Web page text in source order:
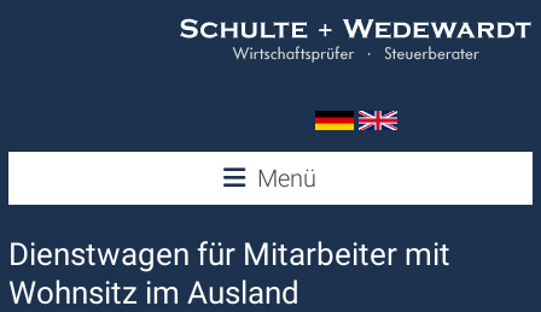
Wedewardt
&
Schulte
Menü
Dienstwagen für Mitarbeiter mit
Wohnsitz im Ausland